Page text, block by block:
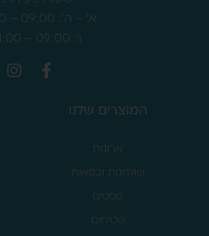
א' – ה': 09:00 – 17:00
ו': 09:00 – 14:00
המוצרים שלנו
ארונות
שולחנות וכסאות
טפטים
שטיחים